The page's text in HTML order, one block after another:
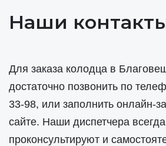
Наши
Для заказа колодца в
достаточно позвонить по
33-98, или заполнить онлайн-
сайте. Наши диспетчера всегда
проконсультируют и